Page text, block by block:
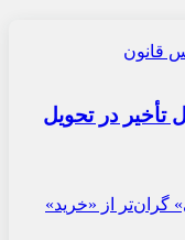
تأخیر در تحویل